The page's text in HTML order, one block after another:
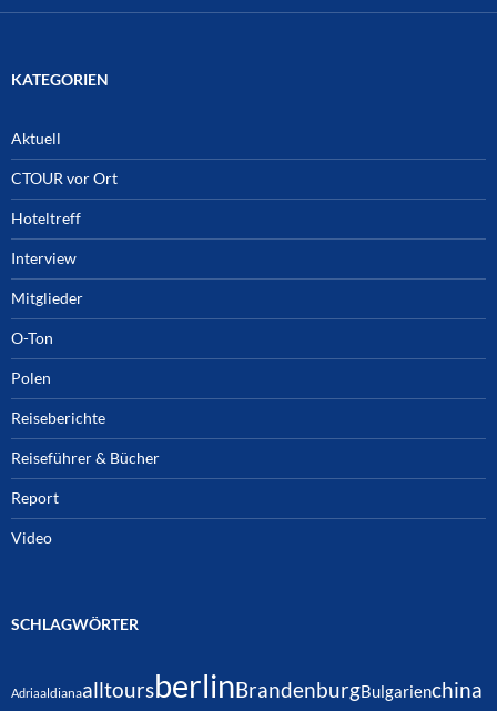
KATEGORIEN
Aktuell
CTOUR vor Ort
Hoteltreff
Interview
Mitglieder
O-Ton
Polen
Reiseberichte
Reiseführer & Bücher
Report
Video
SCHLAGWÖRTER
AdriaaldianaalltoursberlinBrandenburgBulgarienchina